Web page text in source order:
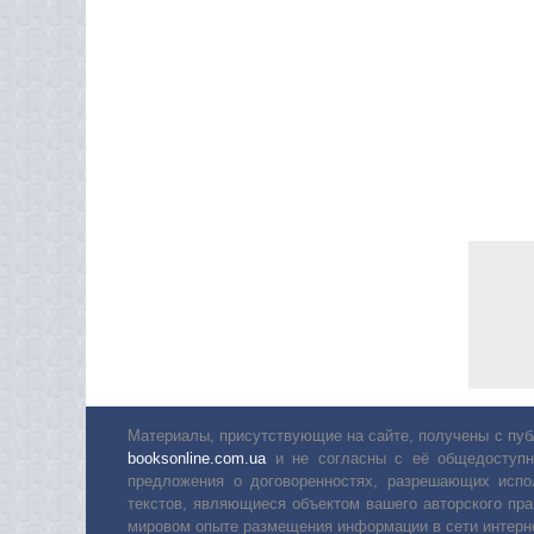
Материалы, присутствующие на сайте, получены с
booksonline.com.ua и не согласны с её
предложения о договоренностях, разрешающих
текстов, являющиеся объектом вашего авторского
мировом опыте размещения информации в сети